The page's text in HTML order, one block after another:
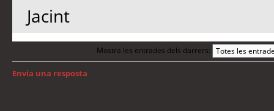
Jacint
Mostra les entrades dels darrers:
Envia una resposta